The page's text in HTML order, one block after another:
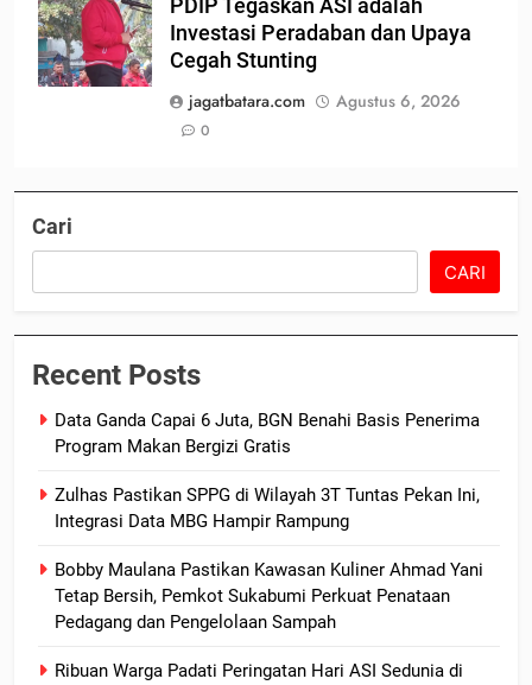
PDIP Tegaskan ASI adalah
Investasi Peradaban dan Upaya
Cegah Stunting
jagatbatara.com
Agustus 6, 2026
0
Cari
CARI
Recent Posts
Data Ganda Capai 6 Juta, BGN Benahi Basis Penerima
Program Makan Bergizi Gratis
Zulhas Pastikan SPPG di Wilayah 3T Tuntas Pekan Ini,
Integrasi Data MBG Hampir Rampung
Bobby Maulana Pastikan Kawasan Kuliner Ahmad Yani
Tetap Bersih, Pemkot Sukabumi Perkuat Penataan
Pedagang dan Pengelolaan Sampah
Ribuan Warga Padati Peringatan Hari ASI Sedunia di